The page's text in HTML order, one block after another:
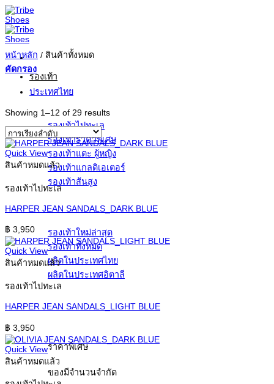
ข้าม
ไป
ยัง
เนื้อหา
รองเท้า
รองเท้าไปทะเล
รองเท้าราคาพิเศษ
รองเท้าแตะ ผู้หญิง
รองเท้าแกลดิเอเตอร์
รองเท้าส้นสูง
รองเท้าใหม่ล่าสุด
รองเท้าทั้งหมด
ผลิตในประเทศไทย
ผลิตในประเทศอิตาลี
ราคาพิเศษ
ของมีจำนวนจำกัด
หน้าหลัก / สินค้าทั้งหมด
คัดกรอง
ประเทศไทย
Showing 1–12 of 29 results
Quick View
สินค้าหมดแล้ว
รองเท้าไปทะเล
HARPER JEAN SANDALS_DARK BLUE
฿ 3,950
Quick View
สินค้าหมดแล้ว
รองเท้าไปทะเล
HARPER JEAN SANDALS_LIGHT BLUE
฿ 3,950
Quick View
สินค้าหมดแล้ว